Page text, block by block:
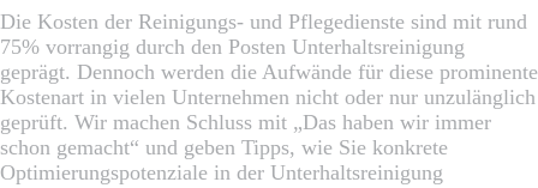
Die Kosten der Reinigungs- und Pflegedienste sind mit rund
75% vorrangig durch den Posten Unterhaltsreinigung
geprägt. Dennoch werden die Aufwände für diese prominente
Kostenart in vielen Unternehmen nicht oder nur unzulänglich
geprüft. Wir machen Schluss mit „Das haben wir immer
schon gemacht“ und geben Tipps, wie Sie konkrete
Optimierungspotenziale in der Unterhaltsreinigung